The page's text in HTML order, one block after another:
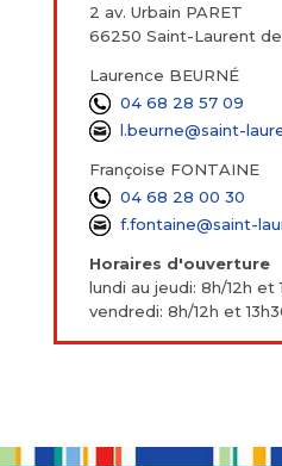
2 av. Urbain PARET
66250 Saint-Laurent
Laurence BEURNÉ
04 68 28 57 09
l.beurne@saint-
Françoise FONTAINE
04 68 28 00 30
f.fontaine@saint-
Horaires d'ouverture
lundi au jeudi: 8h/12h et
vendredi: 8h/12h et